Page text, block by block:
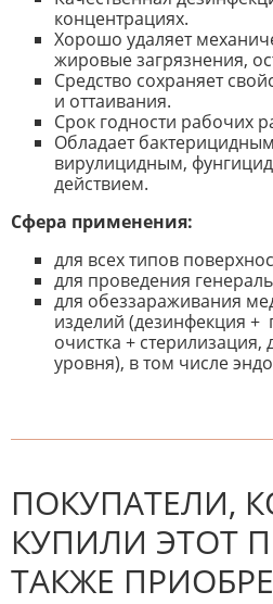
концентрациях.
Хорошо удаляет
жировые загрязнения,
Средство сохраняет
и оттаивания.
Срок годности рабочих
Обладает
вирулицидным,
действием.
Сфера применения:
для всех типов
для проведения
для обеззараживания
изделий (дезинфекция +
очистка +
уровня), в том числе
К настоящему времени нет
отзыв.
ПОКУПАТЕЛИ,
КУПИЛИ ЭТОТ
ТАКЖЕ